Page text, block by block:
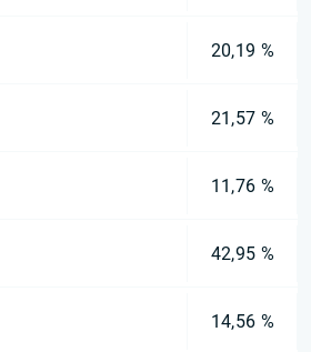
20,19 %
21,57 %
11,76 %
42,95 %
14,56 %